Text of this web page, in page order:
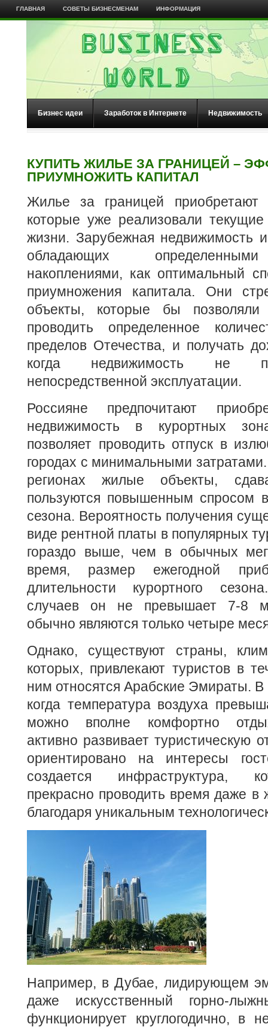
ГЛАВНАЯ СОВЕТЫ БИЗНЕСМЕНАМ ИНФОРМАЦИЯ
Бизнес идеи Заработок в Интернете Недвижимость
КУПИТЬ ЖИЛЬЕ ЗА ГРАНИЦЕЙ –
ПРИУМНОЖИТЬ КАПИТАЛ
Жилье за границей
которые уже реализовали
жизни. Зарубежная недвижимость
обладающих
накоплениями, как оптимальный
приумножения капитала. Они
объекты, которые бы
проводить определенное
пределов Отечества, и получать
когда недвижимость не
непосредственной эксплуатации.
Россияне предпочитают
недвижимость в курортных
позволяет проводить отпуск в
городах с минимальными
регионах жилые объекты,
пользуются повышенным спросом
сезона. Вероятность получения
виде рентной платы в популярных
гораздо выше, чем в обычных
время, размер ежегодной
длительности курортного
случаев он не превышает 7-8
обычно являются только четыре
Однако, существуют страны,
которых, привлекают туристов в
ним относятся Арабские Эмираты.
когда температура воздуха
можно вполне комфортно
активно развивает туристическую
ориентировано на интересы
создается инфраструктура,
прекрасно проводить время даже в
благодаря уникальным
Например, в Дубае, лидирующем
даже искусственный горно-
функционирует круглогодично, в